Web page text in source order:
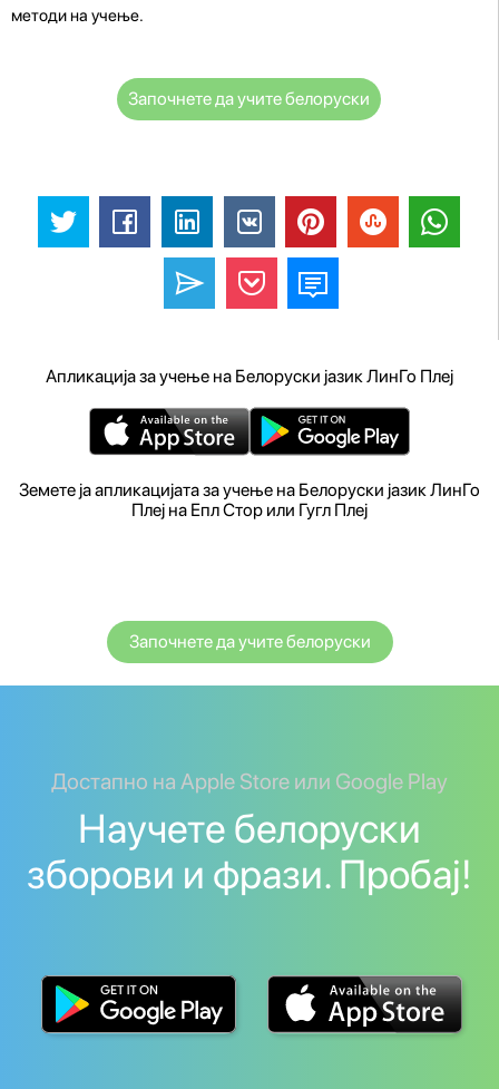
методи на учење.
Започнете да учите белоруски
Апликација за учење на Белоруски јазик ЛинГо Плеј
Земете ја апликацијата за учење на Белоруски јазик ЛинГо
Плеј на Епл Стор или Гугл Плеј
Започнете да учите белоруски
Достапно на Apple Store или Google Play
Научете белоруски
зборови и фрази. Пробај!